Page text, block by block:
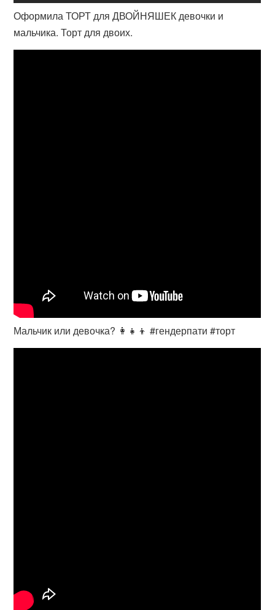
Оформила ТОРТ для ДВОЙНЯШЕК девочки и
мальчика. Торт для двоих.
Мальчик или девочка? 👩‍👧‍👦 #гендерпати #торт